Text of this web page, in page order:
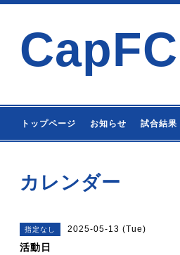
CapFC
トップページ お知らせ 試合結果
カレンダー
指定なし 2025-05-13 (Tue)
活動日